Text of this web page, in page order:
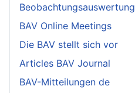
Beobachtungsauswertung
BAV Online Meetings
Die BAV stellt sich vor
Articles BAV Journal
BAV-Mitteilungen de